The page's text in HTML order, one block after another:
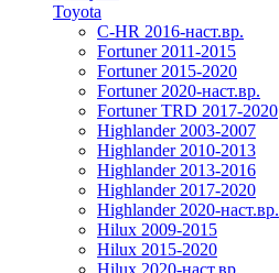
Toyota
C-HR 2016-наст.вр.
Fortuner 2011-2015
Fortuner 2015-2020
Fortuner 2020-наст.вр.
Fortuner TRD 2017-2020
Highlander 2003-2007
Highlander 2010-2013
Highlander 2013-2016
Highlander 2017-2020
Highlander 2020-наст.вр.
Hilux 2009-2015
Hilux 2015-2020
Hilux 2020-наст.вр.